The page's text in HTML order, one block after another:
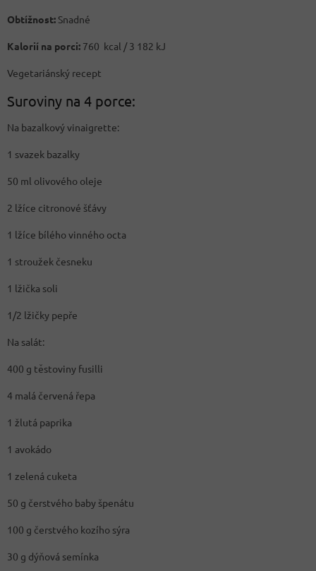
Obtížnost: Snadné
Kalorií na porci: 760 kcal / 3 182 kJ
Vegetariánský recept
Suroviny na 4 porce:
Na bazalkový vinaigrette:
1 svazek bazalky
50 ml olivového oleje
2 lžíce citronové šťávy
1 lžíce bílého vinného octa
1 stroužek česneku
1 lžička soli
1/2 lžičky pepře
Na salát:
400 g těstoviny fusilli
4 malá červená řepa
1 žlutá paprika
1 avokádo
1 zelená cuketa
50 g čerstvého baby špenátu
100 g čerstvého kozího sýra
30 g dýňová semínka